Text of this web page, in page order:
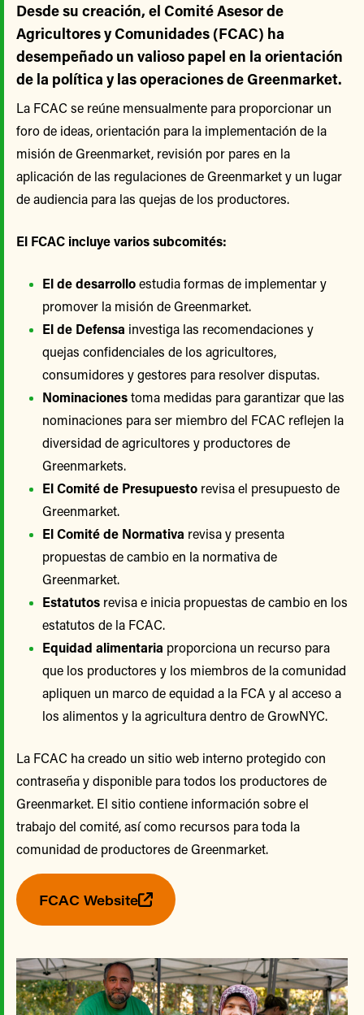
Desde su creación, el Comité Asesor de
Agricultores y Comunidades (FCAC) ha
desempeñado un valioso papel en la orientación
de la política y las operaciones de Greenmarket.
La FCAC se reúne mensualmente para proporcionar un
foro de ideas, orientación para la implementación de la
misión de Greenmarket, revisión por pares en la
aplicación de las regulaciones de Greenmarket y un lugar
de audiencia para las quejas de los productores.
El FCAC incluye varios subcomités:
El de desarrolloestudia formas de implementar y
promover la misión de Greenmarket.
El de Defensa investiga las recomendaciones y
quejas confidenciales de los agricultores,
consumidores y gestores para resolver disputas.
Nominacionestoma medidas para garantizar que las
nominaciones para ser miembro del FCAC reflejen la
diversidad de agricultores y productores de
Greenmarkets.
El Comité de Presupuesto revisa el presupuesto de
Greenmarket.
El Comité de Normativa revisa y presenta
propuestas de cambio en la normativa de
Greenmarket.
Estatutos revisa e inicia propuestas de cambio en los
estatutos de la FCAC.
Equidad alimentaria proporciona un recurso para
que los productores y los miembros de la comunidad
apliquen un marco de equidad a la FCA y al acceso a
los alimentos y la agricultura dentro de GrowNYC.
La FCAC ha creado un sitio web interno protegido con
contraseña y disponible para todos los productores de
Greenmarket. El sitio contiene información sobre el
trabajo del comité, así como recursos para toda la
comunidad de productores de Greenmarket.
FCAC Website